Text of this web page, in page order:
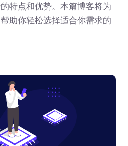
特点和优势。本篇博客将为
助你轻松选择适合你需求的